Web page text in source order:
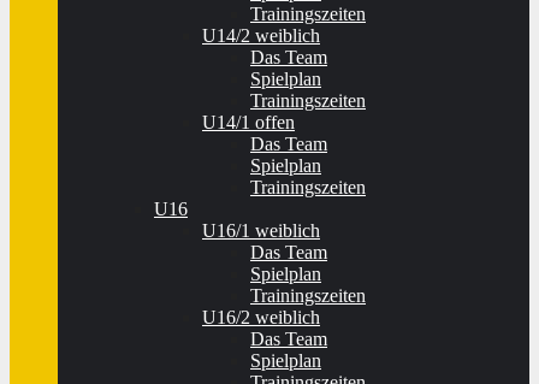
Trainingszeiten
U14/2 weiblich
Das Team
Spielplan
Trainingszeiten
U14/1 offen
Das Team
Spielplan
Trainingszeiten
U16
U16/1 weiblich
Das Team
Spielplan
Trainingszeiten
U16/2 weiblich
Das Team
Spielplan